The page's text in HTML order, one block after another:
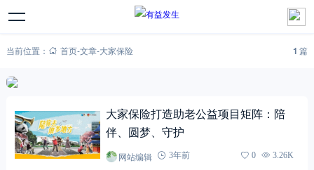
当前位置： 首页-文章-大家保险 1 篇
大家保险打造助老公益项目矩阵：陪
伴、圆梦、守护
网站编辑 3年前 0 3.26K